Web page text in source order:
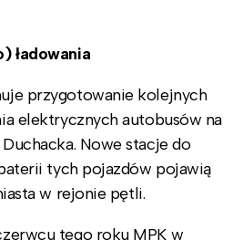
ładowania
przygotowanie kolejnych
elektrycznych autobusów na
Nowe stacje do
tych pojazdów pojawią
w rejonie pętli.
tego roku MPK w